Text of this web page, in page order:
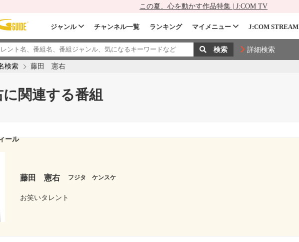
この夏、心を動かす作品特集 | J:COM TV
ジャンル チャンネル一覧 ランキング マイメニュー J:COM STREAM
詳細検索
検索 藤田 憲右
関連する番組
ール
藤田 憲右 フジタ ケンスケ
お笑いタレント